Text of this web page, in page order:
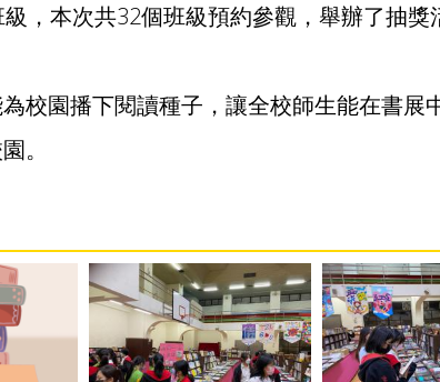
，本次共32個班級預約參觀，舉辦了抽
校園播下閱讀種子，讓全校師生能在書
。